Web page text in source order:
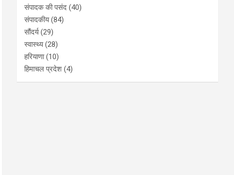
संपादक की पसंद (40)
संपादकीय(84)
सौंदर्य(29)
स्वास्थ्य(28)
हरियाणा(10)
हिमाचल प्रदेश (4)